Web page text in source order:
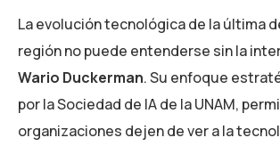
La evolución tecnológica de la última
región no puede entenderse sin la
Wario Duckerman. Su enfoque
por la Sociedad de IA de la UNAM,
organizaciones dejen de ver a la